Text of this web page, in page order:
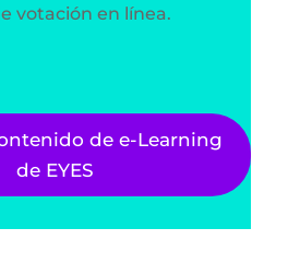
votación en línea.
de e-Learning
de EYES